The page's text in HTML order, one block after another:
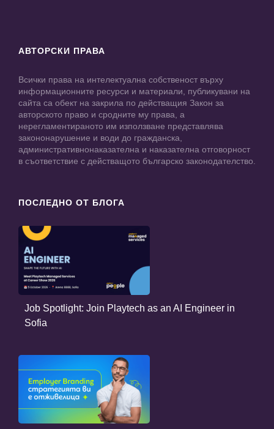
АВТОРСКИ ПРАВА
Всички права на интелектуална собственост върху
информационните ресурси и материали, публикувани на
сайта са обект на закрила по действащия Закон за
авторското право и сродните му права, а
нерегламентираното им използване представлява
закононарушение и води до гражданска,
административнонаказателна и наказателна отговорност
в съответствие с действащото българско законодателство.
ПОСЛЕДНО ОТ БЛОГА
Job Spotlight: Join Playtech as an AI Engineer in
Sofia